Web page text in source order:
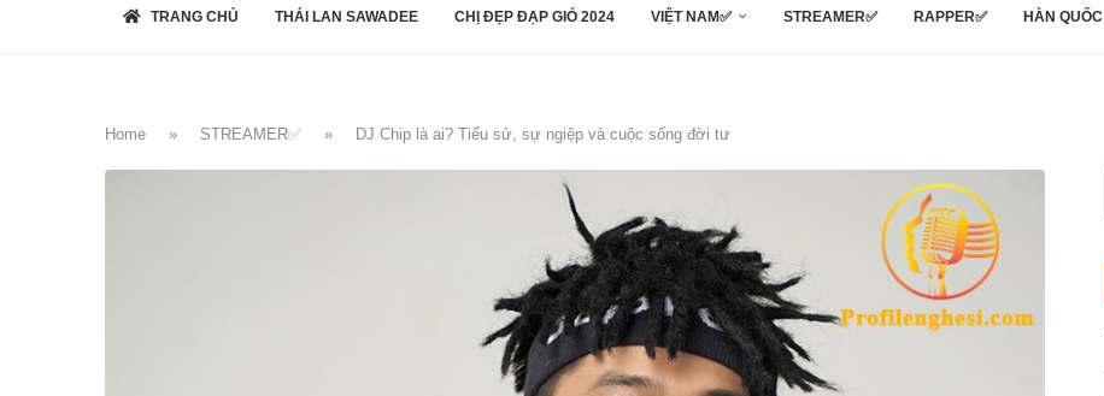
TRANG CHỦ THÁI LAN SAWADEE CHỊ ĐẸP ĐẠP GIÓ 2024 VIỆT NAM✅ STREAMER✅ RAPPER✅ HÀN QUỐC
Home » STREAMER✅ » DJ Chip là ai? Tiểu sử, sự ngiệp và cuộc sống đời tư